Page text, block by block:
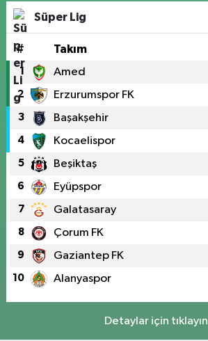
Süper Lig
# Takım
1 Amed
2 Erzurumspor FK
3 Başakşehir
4 Kocaelispor
5 Beşiktaş
6 Eyüpspor
7 Galatasaray
8 Çorum FK
9 Gaziantep FK
10 Alanyaspor
Detaylar için tıklayın